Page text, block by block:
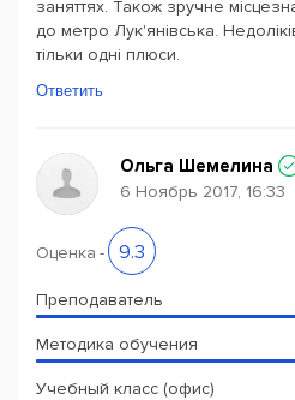
заняттях. Також зручне
до метро Лук'янівська.
тільки одні плюси.
Ответить
Ольга Шемелина
6 Ноябрь 2017, 16:33
Оценка - 9.3
Преподаватель
Методика обучения
Учебный класс (офис)